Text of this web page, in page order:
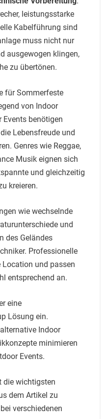
leistungsstarke
Kabelführung sind
muss nicht nur
ausgewogen klingen,
zu übertönen.
für Sommerfeste
von Indoor
Events benötigen
Lebensfreude und
Genres wie Reggae,
Musik eignen sich
und gleichzeitig
kreieren.
wie wechselnde
und
des Geländes
Professionelle
und passen
entsprechend an.
eine
Lösung ein.
Indoor
minimieren
Events.
die wichtigsten
dem Artikel zu
verschiedenen